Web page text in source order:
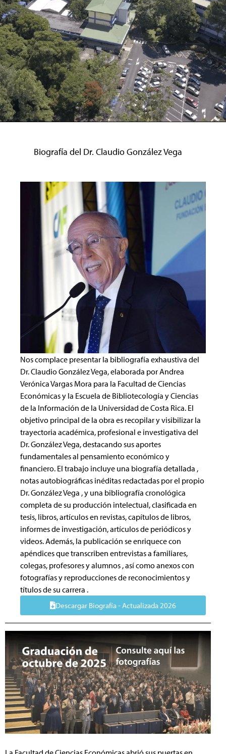
Biografía del Dr. Claudio González Vega
Nos complace presentar la bibliografía exhaustiva del
Dr. Claudio González Vega, elaborada por Andrea
Verónica Vargas Mora para la Facultad de Ciencias
Económicas y la Escuela de Bibliotecología y Ciencias
de la Información de la Universidad de Costa Rica. El
objetivo principal de la obra es recopilar y visibilizar la
trayectoria académica, profesional e investigativa del
Dr. González Vega, destacando sus aportes
fundamentales al pensamiento económico y
financiero. El trabajo incluye una biografía detallada ,
notas autobiográficas inéditas redactadas por el propio
Dr. González Vega , y una bibliografía cronológica
completa de su producción intelectual, clasificada en
tesis, libros, artículos en revistas, capítulos de libros,
informes de investigación, artículos de periódicos y
videos. Además, la publicación se enriquece con
apéndices que transcriben entrevistas a familiares,
colegas, profesores y alumnos , así como anexos con
fotografías y reproducciones de reconocimientos y
títulos de su carrera .
Descargar Biografía - Actualizada 2026